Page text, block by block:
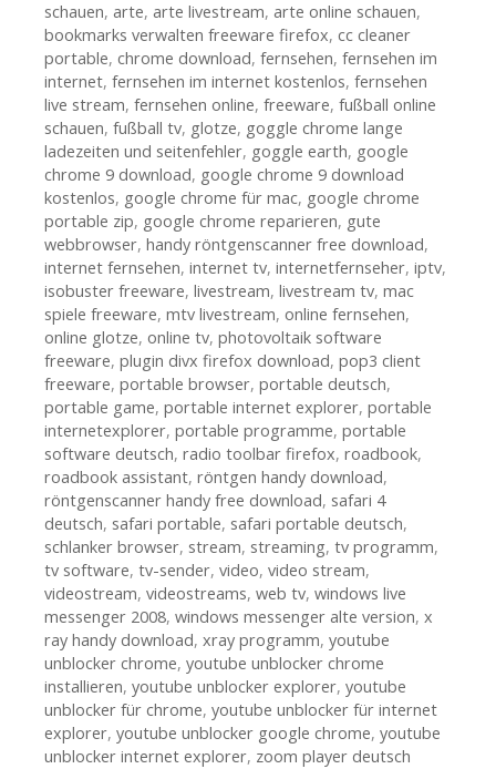
schauen, arte, arte livestream, arte online schauen,
bookmarks verwalten freeware firefox, cc cleaner
portable, chrome download, fernsehen, fernsehen im
internet, fernsehen im internet kostenlos, fernsehen
live stream, fernsehen online, freeware, fußball online
schauen, fußball tv, glotze, goggle chrome lange
ladezeiten und seitenfehler, goggle earth, google
chrome 9 download, google chrome 9 download
kostenlos, google chrome für mac, google chrome
portable zip, google chrome reparieren, gute
webbrowser, handy röntgenscanner free download,
internet fernsehen, internet tv, internetfernseher, iptv,
isobuster freeware, livestream, livestream tv, mac
spiele freeware, mtv livestream, online fernsehen,
online glotze, online tv, photovoltaik software
freeware, plugin divx firefox download, pop3 client
freeware, portable browser, portable deutsch,
portable game, portable internet explorer, portable
internetexplorer, portable programme, portable
software deutsch, radio toolbar firefox, roadbook,
roadbook assistant, röntgen handy download,
röntgenscanner handy free download, safari 4
deutsch, safari portable, safari portable deutsch,
schlanker browser, stream, streaming, tv programm,
tv software, tv-sender, video, video stream,
videostream, videostreams, web tv, windows live
messenger 2008, windows messenger alte version, x
ray handy download, xray programm, youtube
unblocker chrome, youtube unblocker chrome
installieren, youtube unblocker explorer, youtube
unblocker für chrome, youtube unblocker für internet
explorer, youtube unblocker google chrome, youtube
unblocker internet explorer, zoom player deutsch